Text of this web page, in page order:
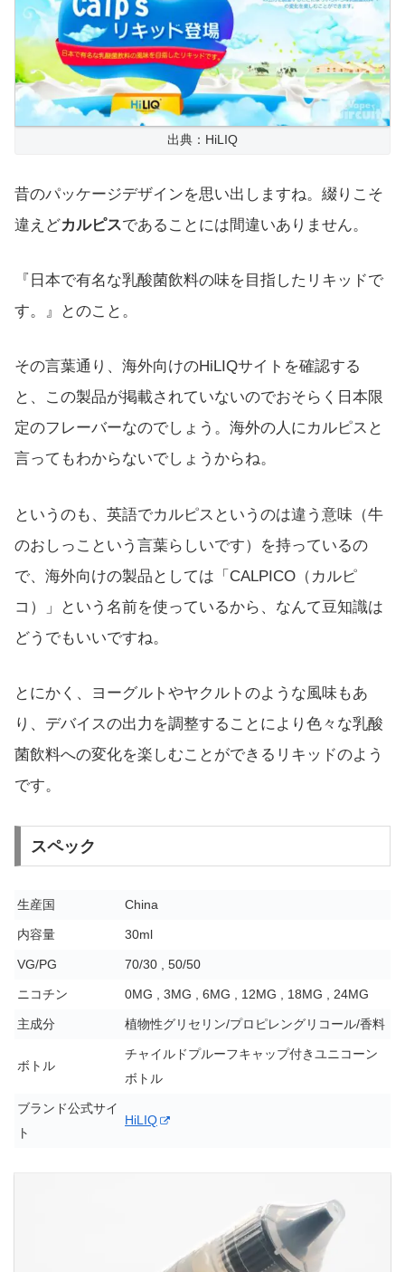
出典：HiLIQ
昔のパッケージデザインを思い出しますね。綴りこそ
違えどカルピスであることには間違いありません。
『日本で有名な乳酸菌飲料の味を目指したリキッドで
す。』とのこと。
その言葉通り、海外向けのHiLIQサイトを確認する
と、この製品が掲載されていないのでおそらく日本限
定のフレーバーなのでしょう。海外の人にカルピスと
言ってもわからないでしょうからね。
というのも、英語でカルピスというのは違う意味（牛
のおしっこという言葉らしいです）を持っているの
で、海外向けの製品としては「CALPICO（カルピ
コ）」という名前を使っているから、なんて豆知識は
どうでもいいですね。
とにかく、ヨーグルトやヤクルトのような風味もあ
り、デバイスの出力を調整することにより色々な乳酸
菌飲料への変化を楽しむことができるリキッドのよう
です。
スペック
生産国 China
内容量 30ml
VG/PG 70/30 , 50/50
ニコチン 0MG , 3MG , 6MG , 12MG , 18MG , 24MG
主成分 植物性グリセリン/プロピレングリコール/香料
ボトル
チャイルドプルーフキャップ付きユニコーン
ボトル
ブランド公式サイ
ト
HiLIQ